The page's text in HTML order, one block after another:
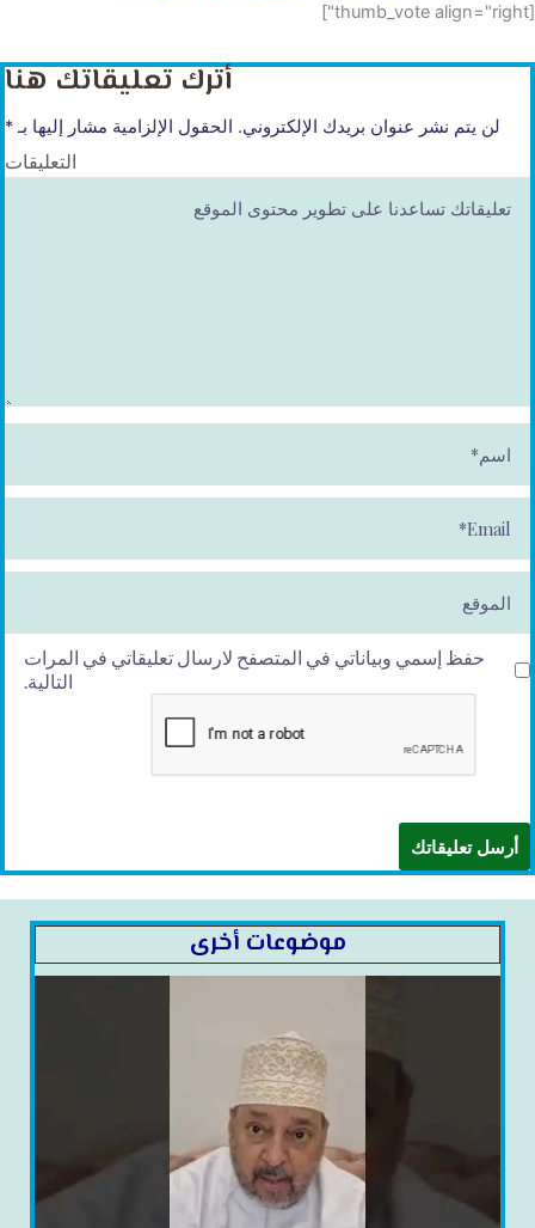
[thumb_vote align="right"]
أترك تعليقاتك هنا
لن يتم نشر عنوان بريدك الإلكتروني. الحقول الإلزامية مشار إليها بـ*
التعليقات
م
*
ai
l*
حفظ إسمي وبياناتي في المتصفح لارسال تعليقاتي في المرات
التالية.
موضوعات أخرى